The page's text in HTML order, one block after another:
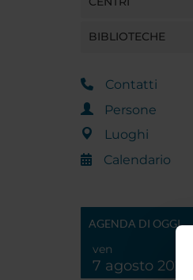
BIBLIOTECHE
Contatti
Persone
Luoghi
Calendario
AGENDA DI OGGI
ven
7 agosto 2026